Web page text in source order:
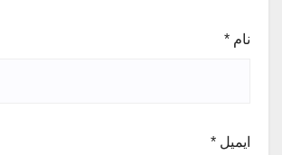
نام *
ایمیل *